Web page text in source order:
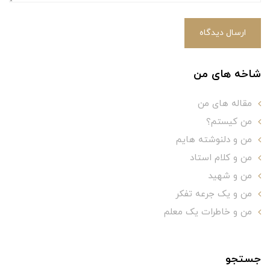
ارسال دیدگاه
شاخه های من
مقاله های من
من کیستم؟
من و دلنوشته هایم
من و کلام استاد
من و شهید
من و یک جرعه تفکر
من و خاطرات یک معلم
جستجو